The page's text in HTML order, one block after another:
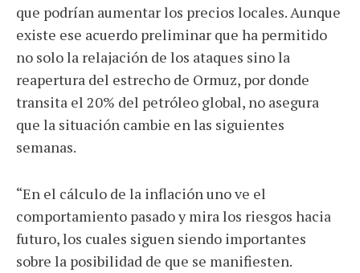
que podrían aumentar los precios locales. Aunque
existe ese acuerdo preliminar que ha permitido
no solo la relajación de los ataques sino la
reapertura del estrecho de Ormuz, por donde
transita el 20% del petróleo global, no asegura
que la situación cambie en las siguientes
semanas.
“En el cálculo de la inflación uno ve el
comportamiento pasado y mira los riesgos hacia
futuro, los cuales siguen siendo importantes
sobre la posibilidad de que se manifiesten.